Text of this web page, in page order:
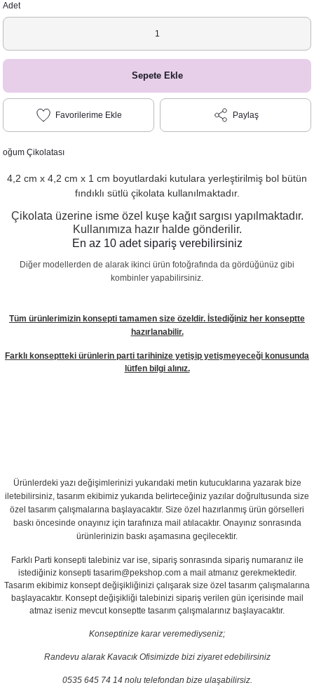
Adet
Sepete Ekle
Paylaş
oğum Çikolatası
4,2 cm x 4,2 cm x 1 cm boyutlardaki kutulara yerleştirilmiş bol bütün
fındıklı sütlü çikolata kullanılmaktadır.
Çikolata üzerine isme özel kuşe kağıt sargısı yapılmaktadır.
Kullanımıza hazır halde gönderilir.
En az 10 adet sipariş verebilirsiniz
Diğer modellerden de alarak ikinci ürün fotoğrafında da gördüğünüz gibi
kombinler yapabilirsiniz.
Tüm ürünlerimizin konsepti tamamen size özeldir. İstediğiniz her konseptte
hazırlanabilir.
Farklı konseptteki ürünlerin parti tarihinize yetişip yetişmeyeceği konusunda
lütfen bilgi alınız.
Ürünlerdeki yazı değişimlerinizi yukarıdaki metin kutucuklarına yazarak bize
iletebilirsiniz, tasarım ekibimiz yukarıda belirteceğiniz yazılar doğrultusunda size
özel tasarım çalışmalarına başlayacaktır. Size özel hazırlanmış ürün görselleri
baskı öncesinde onayınız için tarafınıza mail atılacaktır. Onayınız sonrasında
ürünlerinizin baskı aşamasına geçilecektir.
Farklı Parti konsepti talebiniz var ise, sipariş sonrasında sipariş numaranız ile
istediğiniz konsepti tasarim@pekshop.com a mail atmanız gerekmektedir.
Tasarım ekibimiz konsept değişikliğinizi çalışarak size özel tasarım çalışmalarına
başlayacaktır. Konsept değişikliği talebinizi sipariş verilen gün içerisinde mail
atmaz iseniz mevcut konseptte tasarım çalışmalarınız başlayacaktır.
Konseptinize karar veremediyseniz;
Randevu alarak Kavacık Ofisimizde bizi ziyaret edebilirsiniz
0535 645 74 14 nolu telefondan bize ulaşabilirsiz.